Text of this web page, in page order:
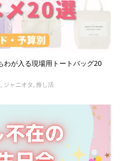
わが入る現場用トートバッグ20
, ジャニオタ, 推し活